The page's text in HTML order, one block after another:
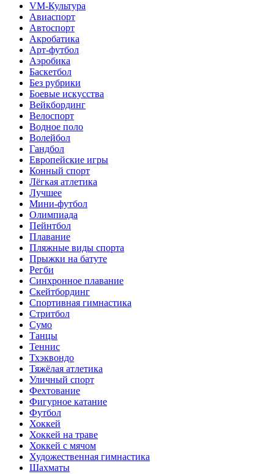
VM-Культура
Авиаспорт
Автоспорт
Акробатика
Арт-футбол
Аэробика
Баскетбол
Без рубрики
Боевые искусства
Вейкбординг
Велоспорт
Водное поло
Волейбол
Гандбол
Европейские игры
Конный спорт
Лёгкая атлетика
Лучшее
Мини-футбол
Олимпиада
Пейнтбол
Плавание
Пляжные виды спорта
Прыжки на батуте
Регби
Синхронное плавание
Скейтбординг
Спортивная гимнастика
Стритбол
Сумо
Танцы
Теннис
Тхэквондо
Тяжёлая атлетика
Уличный спорт
Фехтование
Фигурное катание
Футбол
Хоккей
Хоккей на траве
Хоккей с мячом
Художественная гимнастика
Шахматы